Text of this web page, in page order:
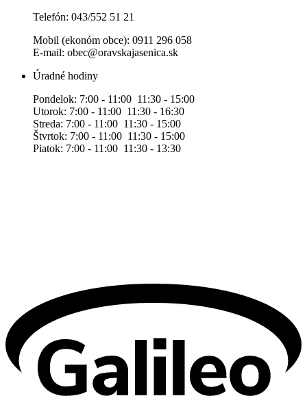
Telefón: 043/552 51 21
Mobil (ekonóm obce): 0911 296 058
E-mail: obec@oravskajasenica.sk
Úradné hodiny
Pondelok: 7:00 - 11:00 11:30 - 15:00
Utorok: 7:00 - 11:00 11:30 - 16:30
Streda: 7:00 - 11:00 11:30 - 15:00
Štvrtok: 7:00 - 11:00 11:30 - 15:00
Piatok: 7:00 - 11:00 11:30 - 13:30